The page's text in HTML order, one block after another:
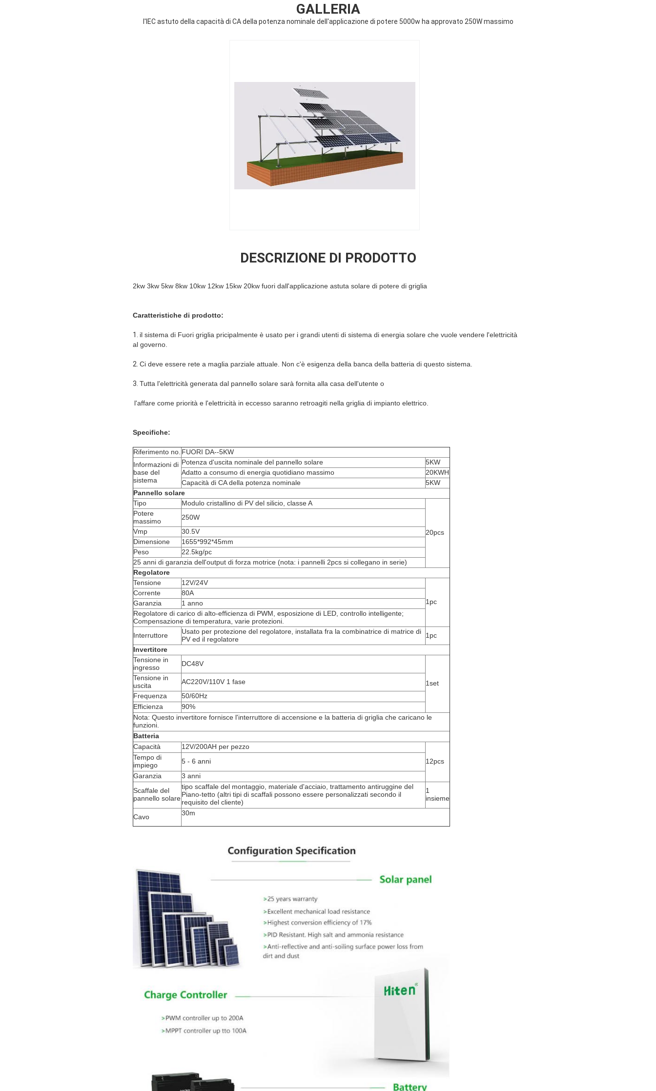
GALLERIA
l'IEC astuto della capacità di CA della potenza nominale dell'applicazione di potere 5000w ha approvato 250W massimo
DESCRIZIONE DI PRODOTTO
2kw 3kw 5kw 8kw 10kw 12kw 15kw 20kw fuori dall'applicazione astuta solare di potere di griglia
Caratteristiche di prodotto:
1. il sistema di Fuori griglia pricipalmente è usato per i grandi utenti di sistema di energia solare che vuole vendere l'elettricità
al governo.
2. Ci deve essere rete a maglia parziale attuale. Non c'è esigenza della banca della batteria di questo sistema.
3. Tutta l'elettricità generata dal pannello solare sarà fornita alla casa dell'utente o
l'affare come priorità e l'elettricità in eccesso saranno retroagiti nella griglia di impianto elettrico.
Specifiche:
Riferimento no. FUORI DA--5KW
Informazioni di
base del
sistema
Potenza d'uscita nominale del pannello solare
5KW
Adatto a consumo di energia quotidiano massimo
20KWH
Capacità di CA della potenza nominale
5KW
Pannello solare
Tipo
Modulo cristallino di PV del silicio, classe A
20pcs
Potere
massimo
250W
Vmp
30.5V
Dimensione
1655*992*45mm
Peso
22.5kg/pc
25 anni di garanzia dell'output di forza motrice (nota: i pannelli 2pcs si collegano in serie)
Regolatore
Tensione
12V/24V
1pc
Corrente
80A
Garanzia
1 anno
Regolatore di carico di alto-efficienza di PWM, esposizione di LED, controllo intelligente;
Compensazione di temperatura, varie protezioni.
Interruttore
Usato per protezione del regolatore, installata fra la combinatrice di matrice di
PV ed il regolatore
1pc
Invertitore
Tensione in
ingresso
DC48V
1set
Tensione in
uscita
AC220V/110V 1 fase
Frequenza
50/60Hz
Efficienza
90%
Nota: Questo invertitore fornisce l'interruttore di accensione e la batteria di griglia che caricano le
funzioni.
Batteria
Capacità
12V/200AH per pezzo
12pcs
Tempo di
impiego
5 - 6 anni
Garanzia
3 anni
Scaffale del
pannello solare
tipo scaffale del montaggio, materiale d'acciaio, trattamento antiruggine del
Piano-tetto (altri tipi di scaffali possono essere personalizzati secondo il
requisito del cliente)
1
insieme
Cavo 30m